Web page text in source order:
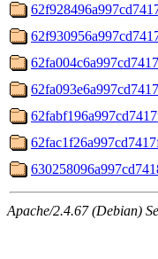
Apache/2.4.67 (Debian)